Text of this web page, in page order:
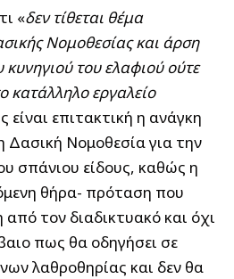
«δεν τίθεται θέμα
Νομοθεσίας και άρση
του ελαφιού ούτε
κατάλληλο εργαλείο
είναι επιτακτική η ανάγκη
Δασική Νομοθεσία για την
σπάνιου είδους, καθώς η
θήρα- πρόταση που
τον διαδικτυακό και όχι
πως θα οδηγήσει σε
λαθροθηρίας και δεν θα